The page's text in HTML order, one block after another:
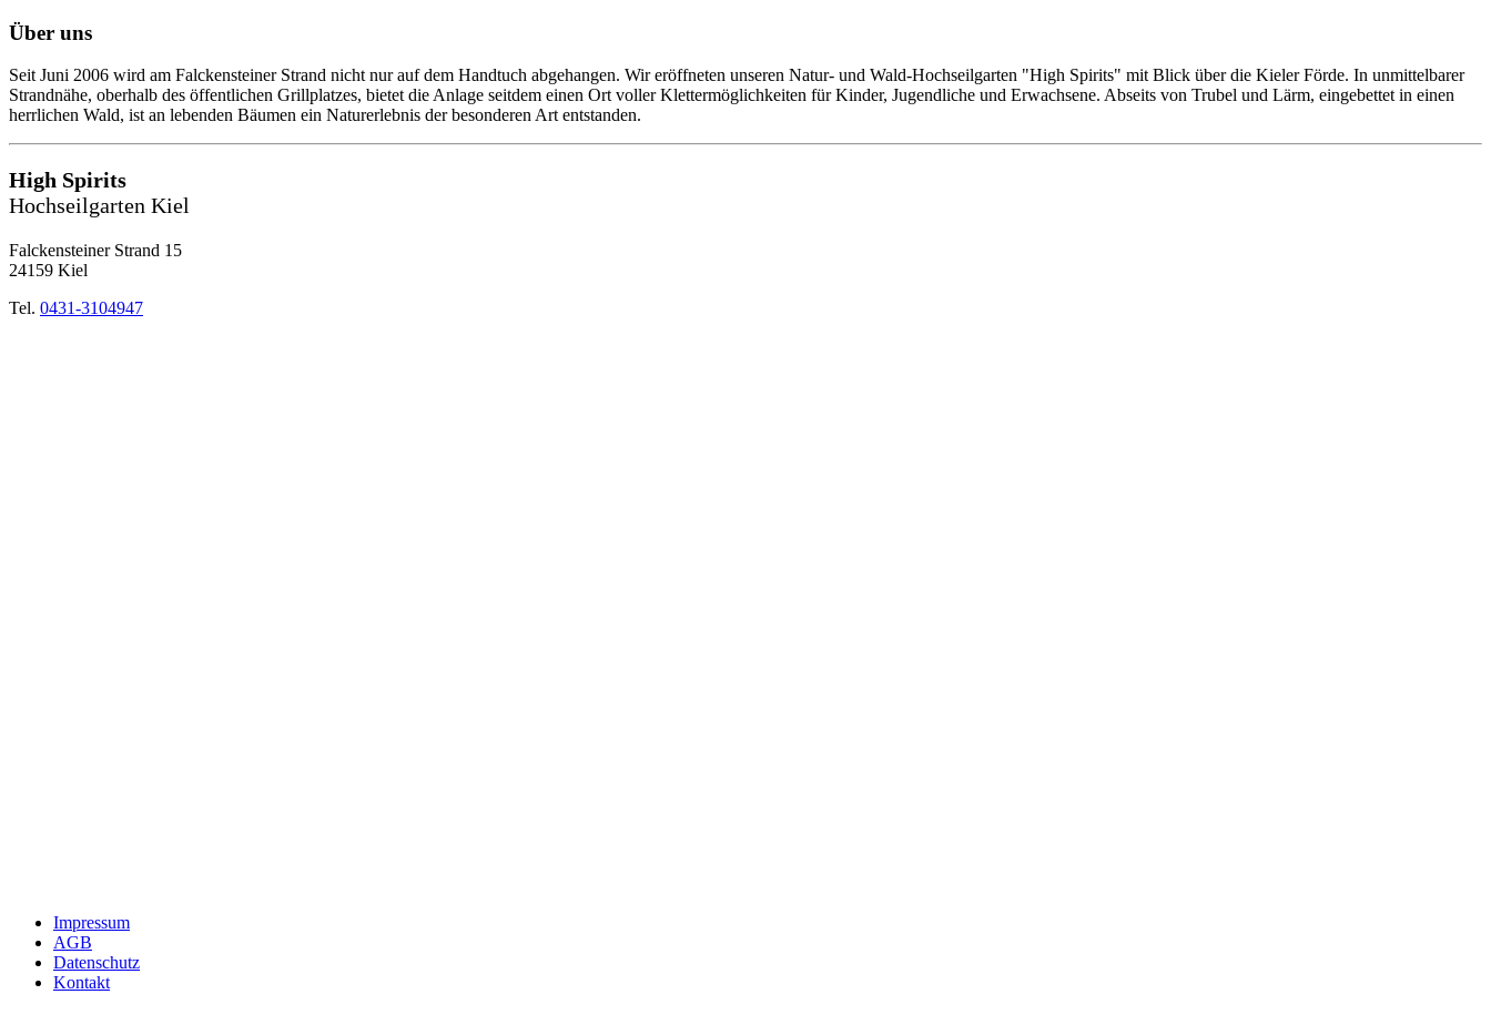
Über uns
Seit Juni 2006 wird am Falckensteiner Strand nicht nur auf dem Handtuch abgehangen. Wir eröffneten unseren Natur- und Wald-Hochseilgarten "High Spirits" mit Blick über die Kieler Förde. In unmittelbarer
Strandnähe, oberhalb des öffentlichen Grillplatzes, bietet die Anlage seitdem einen Ort voller Klettermöglichkeiten für Kinder, Jugendliche und Erwachsene. Abseits von Trubel und Lärm, eingebettet in einen
herrlichen Wald, ist an lebenden Bäumen ein Naturerlebnis der besonderen Art entstanden.
High Spirits
Hochseilgarten Kiel
Falckensteiner Strand 15
24159 Kiel
Tel. 0431-3104947
Impressum
AGB
Datenschutz
Kontakt